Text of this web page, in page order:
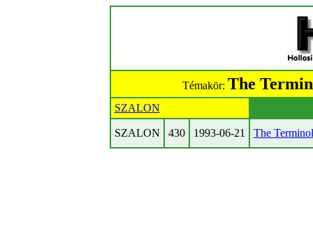
Témakör: The
SZALON
SZALON 430 1993-06-21 The